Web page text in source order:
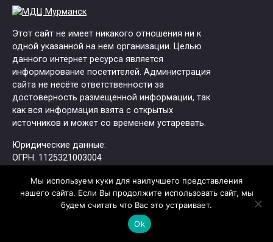
Этот сайт не имеет никакого отношения ни к
одной указанной на нем организации. Целью
данного интернет ресурса является
информирование посетителей. Администрация
сайта не несёте ответственности за
достоверность размещенной информации, так
как вся информация взята с открытых
источников и может со временем устаревать.
Юридические данные:
ОГРН: 1125321003004
ООО "ФАРМА-М"
Адрес офиса:
109129, г. Москва, ​8-я улица Текстильщиков,
Мы используем куки для наилучшего представления
нашего сайта. Если Вы продолжите использовать сайт, мы
будем считать что Вас это устраивает.
Ok